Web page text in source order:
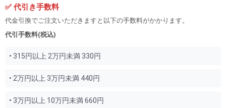
✅ 代引き手数料
代金引換でご注文いただきますと以下の手数料がかかります。
代引手数料(税込)
• 315円以上 2万円未満 330円
• 2万円以上 3万円未満 440円
• 3万円以上 10万円未満 660円